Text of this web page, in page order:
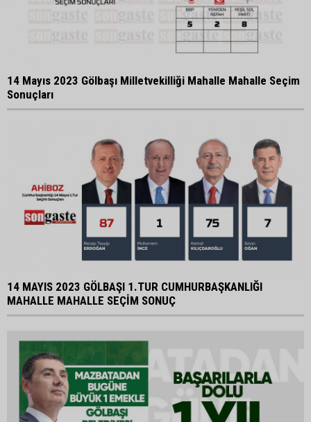
14 Mayıs 2023 Gölbaşı Milletvekilliği Mahalle Mahalle Seçim
Sonuçları
14 MAYIS 2023 GÖLBAŞI 1.TUR CUMHURBAŞKANLIĞI
MAHALLE MAHALLE SEÇİM SONUÇ